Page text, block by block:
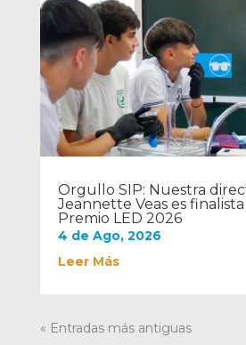
Orgullo SIP: Nuestra
Jeannette Veas es
Premio LED 2026
4 de Ago, 2026
Leer Más
« Entradas más antiguas